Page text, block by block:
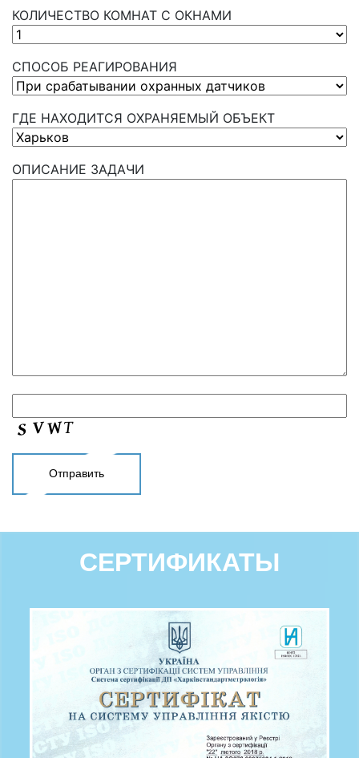
КОЛИЧЕСТВО КОМНАТ С ОКНАМИ
СПОСОБ РЕАГИРОВАНИЯ
ГДЕ НАХОДИТСЯ ОХРАНЯЕМЫЙ ОБЪЕКТ
ОПИСАНИЕ ЗАДАЧИ
СЕРТИФИКАТЫ